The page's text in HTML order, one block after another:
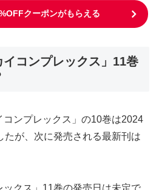
クーポンがもらえる
コンプレックス」11巻
コンプレックス」の10巻は2024
たが、次に発売される最新刊は
ックス」11巻の発売日は未定で